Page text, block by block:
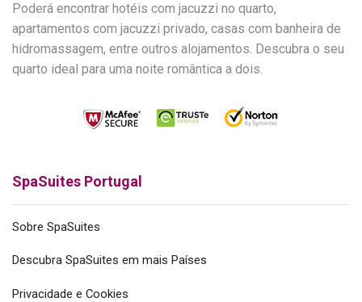
Poderá encontrar hotéis com jacuzzi no quarto,
apartamentos com jacuzzi privado, casas com banheira de
hidromassagem, entre outros alojamentos. Descubra o seu
quarto ideal para uma noite romântica a dois.
SpaSuites Portugal
Sobre SpaSuites
Descubra SpaSuites em mais Países
Privacidade e Cookies